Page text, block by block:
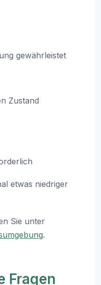
gewährleistet
Zustand
etwas niedriger
Sie unter
.
Fragen